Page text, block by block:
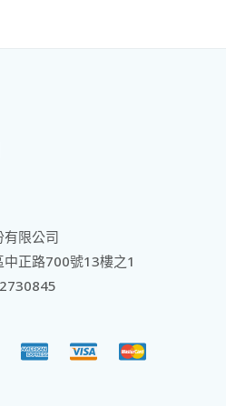
限公司
中正路700號13樓之1